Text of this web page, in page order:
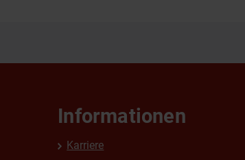
Informationen
Karriere